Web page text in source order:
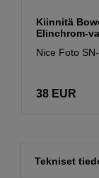
Kiinnitä
Elinchrom-
Nice Foto
38 EUR
Tekniset